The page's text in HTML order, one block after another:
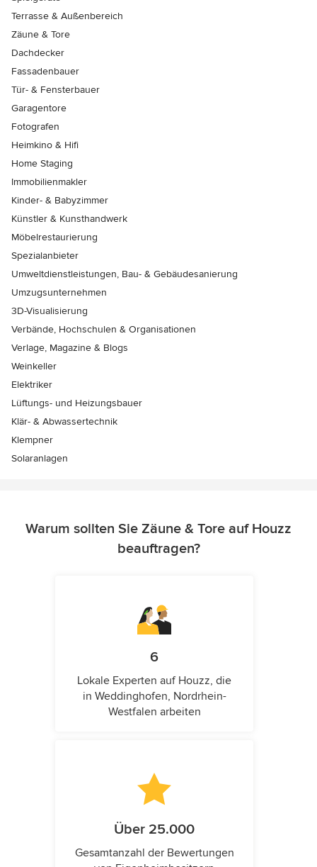
Terrasse & Außenbereich
Zäune & Tore
Dachdecker
Fassadenbauer
Tür- & Fensterbauer
Garagentore
Fotografen
Heimkino & Hifi
Home Staging
Immobilienmakler
Kinder- & Babyzimmer
Künstler & Kunsthandwerk
Möbelrestaurierung
Spezialanbieter
Umweltdienstleistungen, Bau- & Gebäudesanierung
Umzugsunternehmen
3D-Visualisierung
Verbände, Hochschulen & Organisationen
Verlage, Magazine & Blogs
Weinkeller
Elektriker
Lüftungs- und Heizungsbauer
Klär- & Abwassertechnik
Klempner
Solaranlagen
Warum sollten Sie Zäune & Tore auf Houzz
beauftragen?
6
Lokale Experten auf Houzz, die
in Weddinghofen, Nordrhein-
Westfalen arbeiten
Über 25.000
Gesamtanzahl der Bewertungen